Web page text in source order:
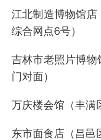
江北制造博物馆店
综合网点6号）
吉林市老照片博
门对面）
万庆楼会馆（丰满
东市面食店（昌邑